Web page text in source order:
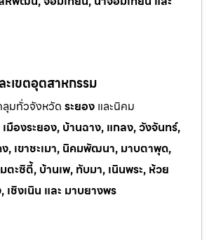
เขตอุตสาหกรรม
ลุมทั่วจังหวัด ระยอง และนิคม
เมืองระยอง, บ้านฉาง, แกลง, วังจันทร์,
, เขาชะเมา, นิคมพัฒนา, มาบตาพุด,
ตะซิตี้, บ้านเพ, ทับมา, เนินพระ, ห้วย
เชิงเนิน และ มาบยางพร